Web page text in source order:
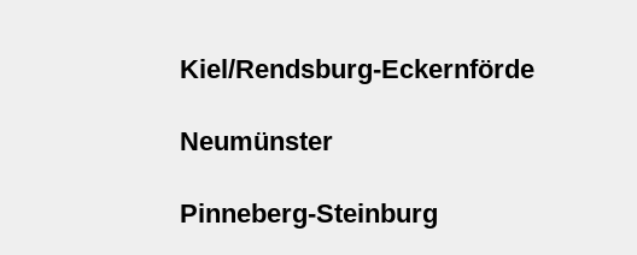
Kiel/Rendsburg-Eckernförde
Neumünster
Pinneberg-Steinburg